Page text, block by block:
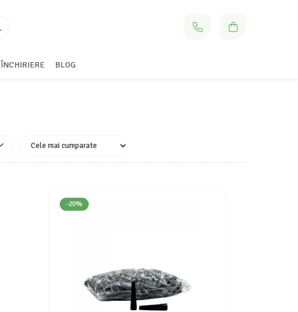
ÎNCHIRIERE BLOG
-20%